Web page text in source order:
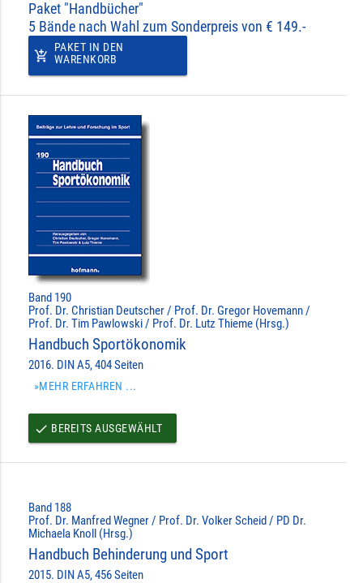
Paket "Handbücher"
5 Bände nach Wahl zum Sonderpreis von € 149.-
add_shopping_cart
PAKET IN DEN
WARENKORB
Band 190
Prof. Dr. Christian Deutscher / Prof. Dr. Gregor Hovemann /
Prof. Dr. Tim Pawlowski / Prof. Dr. Lutz Thieme (Hrsg.)
Handbuch Sportökonomik
2016. DIN A5, 404 Seiten
»MEHR ERFAHREN ...
done BEREITS AUSGEWÄHLT
Band 188
Prof. Dr. Manfred Wegner / Prof. Dr. Volker Scheid / PD Dr.
Michaela Knoll (Hrsg.)
Handbuch Behinderung und Sport
2015. DIN A5, 456 Seiten